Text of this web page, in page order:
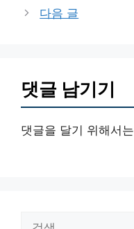
리
다음 글
댓글 남기기
댓글을 달기 위해서는